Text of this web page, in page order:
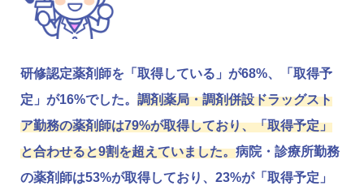
研修認定薬剤師を「取得している」が68%、「取得予
定」が16%でした。 調剤薬局・調剤併設ドラッグスト
ア勤務の薬剤師は79%が取得しており、「取得予定」
と合わせると9割を超えていました。病院・診療所勤務
の薬剤師は53%が取得しており、23%が「取得予定」